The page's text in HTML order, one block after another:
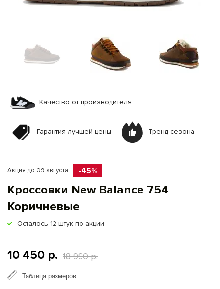
Качество от производителя
Гарантия лучшей цены Тренд сезона
Акция до 09 августа -45%
Кроссовки New Balance 754
Коричневые
Осталось 12 штук по акции
10 450 р. 18 990 р.
Таблица размеров